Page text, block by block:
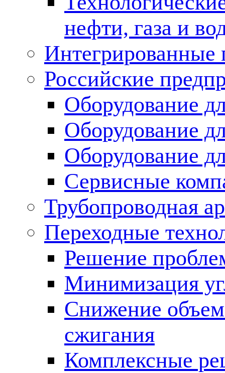
нефти, газа и
Российские
Оборудование
Оборудование
Оборудование
Сервисные
Трубопроводная
Переходные
Решение
Минимизация
Снижение
сжигания
Комплексные